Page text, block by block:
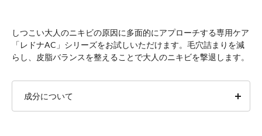
しつこい大人のニキビの原因に多面的にアプローチする専用ケア
「レドナAC」シリーズをお試しいただけます。毛穴詰まりを減
らし、皮脂バランスを整えることで大人のニキビを撃退します。
成分について